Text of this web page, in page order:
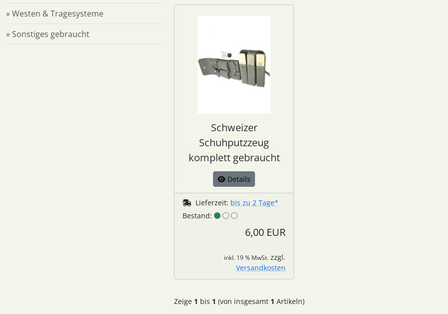
» Westen & Tragesysteme
» Sonstiges gebraucht
Schweizer
Schuhputzzeug
komplett gebraucht
Details
Lieferzeit: bis zu 2 Tage*
Bestand:
6,00 EUR
inkl. 19 % MwSt. zzgl.
Versandkosten
Zeige 1 bis 1 (von insgesamt 1 Artikeln)